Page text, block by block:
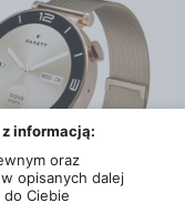
informacją:
oraz
opisanych dalej
Ciebie